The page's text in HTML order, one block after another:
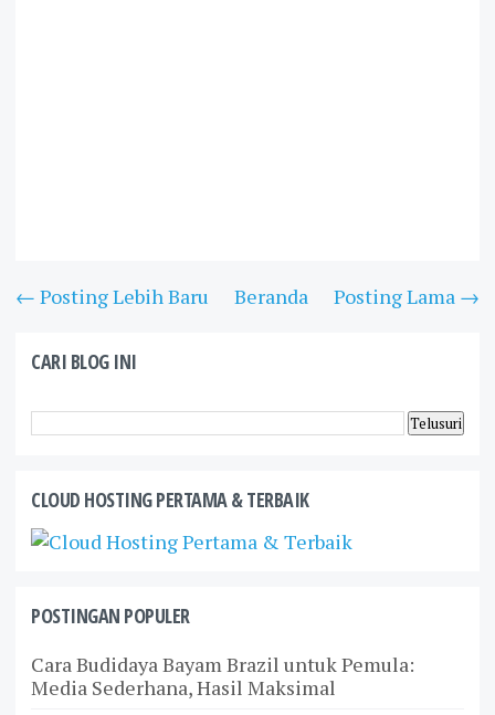
← Posting Lebih Baru Posting Lama →
Beranda
CARI BLOG INI
CLOUD HOSTING PERTAMA & TERBAIK
POSTINGAN POPULER
Cara Budidaya Bayam Brazil untuk Pemula:
Media Sederhana, Hasil Maksimal